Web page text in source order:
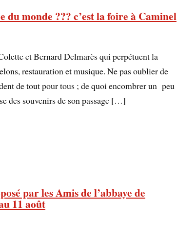
du monde ??? c’est la foire à Caminel
et Bernard Delmarès qui perpétuent la
restauration et musique. Ne pas oublier de
de tout pour tous ; de quoi encombrer un peu
des souvenirs de son passage […]
par les Amis de l’abbaye de
11 août